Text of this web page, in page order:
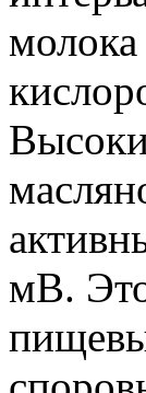
мВ.